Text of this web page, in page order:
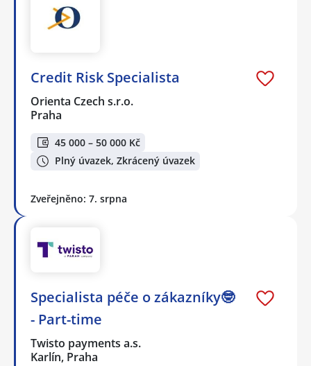
Credit Risk Specialista
Orienta Czech s.r.o.
Praha
45 000 – 50 000 Kč
Plný úvazek, Zkrácený úvazek
Zveřejněno: 7. srpna
Specialista péče o zákazníky🤓
- Part-time
Twisto payments a.s.
Karlín, Praha